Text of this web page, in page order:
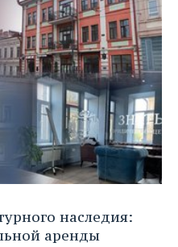
наследия:
аренды